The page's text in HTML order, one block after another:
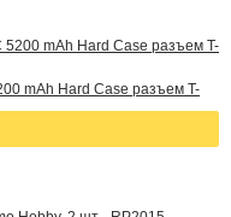
mAh Hard Case разъем T-